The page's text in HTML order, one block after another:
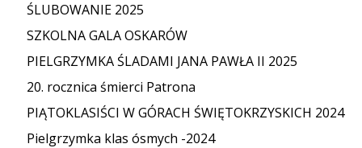
ŚLUBOWANIE 2025
SZKOLNA GALA OSKARÓW
PIELGRZYMKA ŚLADAMI JANA PAWŁA II 2025
20. rocznica śmierci Patrona
PIĄTOKLASIŚCI W GÓRACH ŚWIĘTOKRZYSKICH 2024
Pielgrzymka klas ósmych -2024